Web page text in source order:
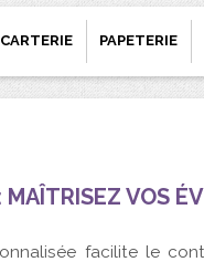
CARTERIE PAPETERIE